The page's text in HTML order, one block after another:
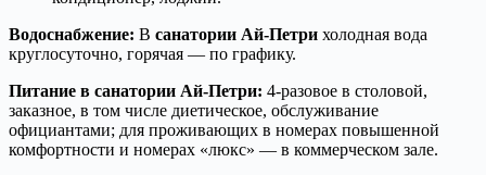
Водоснабжение: В санатории Ай-Петри холодная вода
круглосуточно, горячая — по графику.
Питание в санатории Ай-Петри: 4-разовое в столовой,
заказное, в том числе диетическое, обслуживание
официантами; для проживающих в номерах повышенной
комфортности и номерах «люкс» — в коммерческом зале.